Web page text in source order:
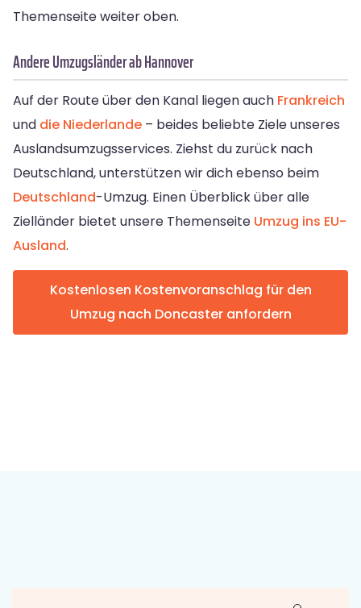
Themenseite weiter oben.
Andere Umzugsländer ab Hannover
Auf der Route über den Kanal liegen auch Frankreich
und die Niederlande – beides beliebte Ziele unseres
Auslandsumzugsservices. Ziehst du zurück nach
Deutschland, unterstützen wir dich ebenso beim
Deutschland-Umzug. Einen Überblick über alle
Zielländer bietet unsere Themenseite Umzug ins EU-
Ausland.
Kostenlosen Kostenvoranschlag für den
Umzug nach Doncaster anfordern